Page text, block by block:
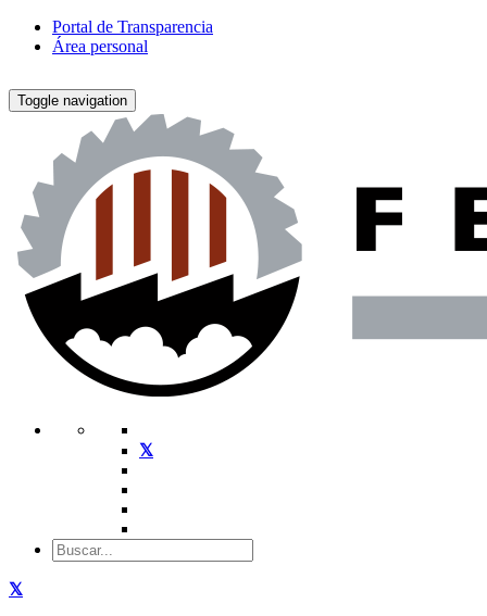
Portal de Transparencia
Área personal
Toggle navigation